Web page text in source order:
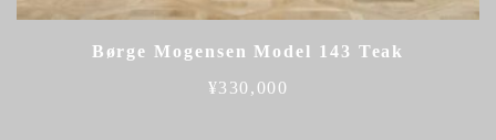
Børge Mogensen Model 143 Teak
¥330,000